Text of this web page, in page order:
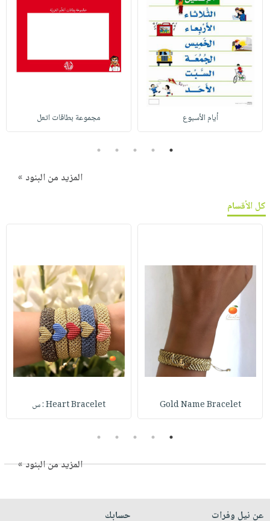
أيام الأسبوع مجموعة بطاقات اتعل
1
2
3
4
5
المزيد من البنود »
كل الأقسام
Gold Name Bracelet Heart Bracelet : س
1
2
3
4
5
المزيد من البنود »
عن نيل وفرات
حسابك